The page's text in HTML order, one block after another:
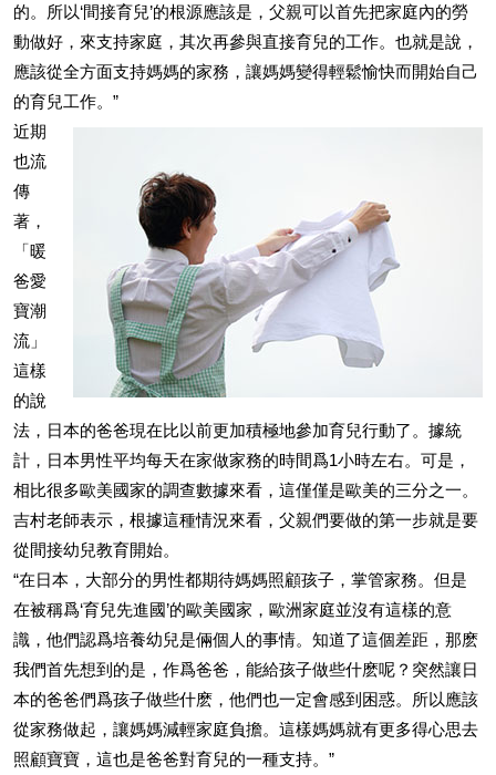
的。所以‘間接育兒’的根源應該是，父親可以首先把家庭內的勞
動做好，來支持家庭，其次再參與直接育兒的工作。也就是說，
應該從全方面支持媽媽的家務，讓媽媽變得輕鬆愉快而開始自己
的育兒工作。”
近期
也流
傳
著，
「暖
爸愛
寶潮
流」
這樣
的說
法，日本的爸爸現在比以前更加積極地參加育兒行動了。據統
計，日本男性平均每天在家做家務的時間爲1小時左右。可是，
相比很多歐美國家的調查數據來看，這僅僅是歐美的三分之一。
吉村老師表示，根據這種情況來看，父親們要做的第一步就是要
從間接幼兒教育開始。
“在日本，大部分的男性都期待媽媽照顧孩子，掌管家務。但是
在被稱爲‘育兒先進國’的歐美國家，歐洲家庭並沒有這樣的意
識，他們認爲培養幼兒是倆個人的事情。知道了這個差距，那麽
我們首先想到的是，作爲爸爸，能給孩子做些什麽呢？突然讓日
本的爸爸們爲孩子做些什麽，他們也一定會感到困惑。所以應該
從家務做起，讓媽媽減輕家庭負擔。這樣媽媽就有更多得心思去
照顧寶寶，這也是爸爸對育兒的一種支持。”